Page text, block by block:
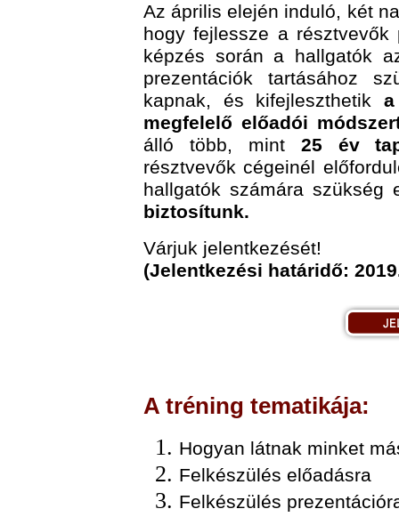
Az április elején induló, két
hogy fejlessze a
képzés során a hallgatók
prezentációk tartásához
kapnak, és kifejleszthetik
megfelelő előadói
álló több, mint 25 év
résztvevők cégeinél
hallgatók számára szükség
biztosítunk.
Várjuk jelentkezését!
(Jelentkezési határidő:
A tréning tematikája:
Hogyan látnak minket
Felkészülés előadásra
Felkészülés